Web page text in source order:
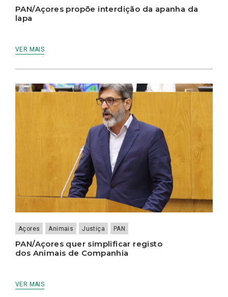
PAN/Açores propõe interdição da apanha da
lapa
VER MAIS
Açores Animais Justiça PAN
PAN/Açores quer simplificar registo
dos Animais de Companhia
VER MAIS